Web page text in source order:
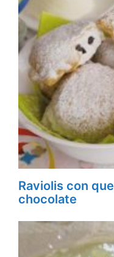
Raviolis con
chocolate